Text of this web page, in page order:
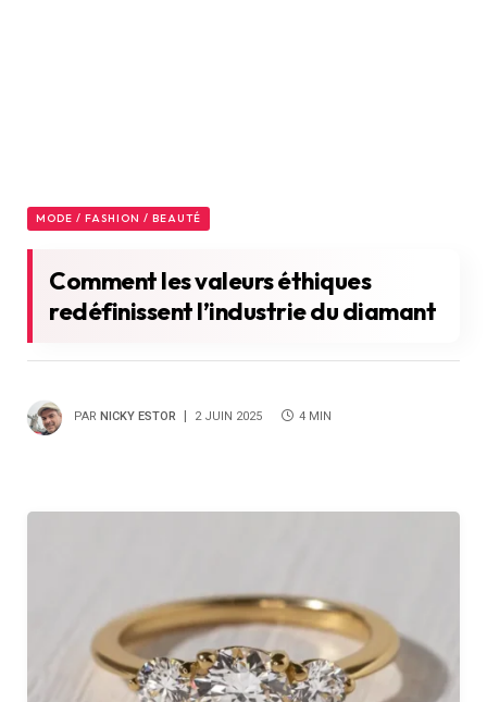
MODE / FASHION / BEAUTÉ
Comment les valeurs éthiques
redéfinissent l’industrie du diamant
PAR NICKY ESTOR 2 JUIN 2025 4 MIN